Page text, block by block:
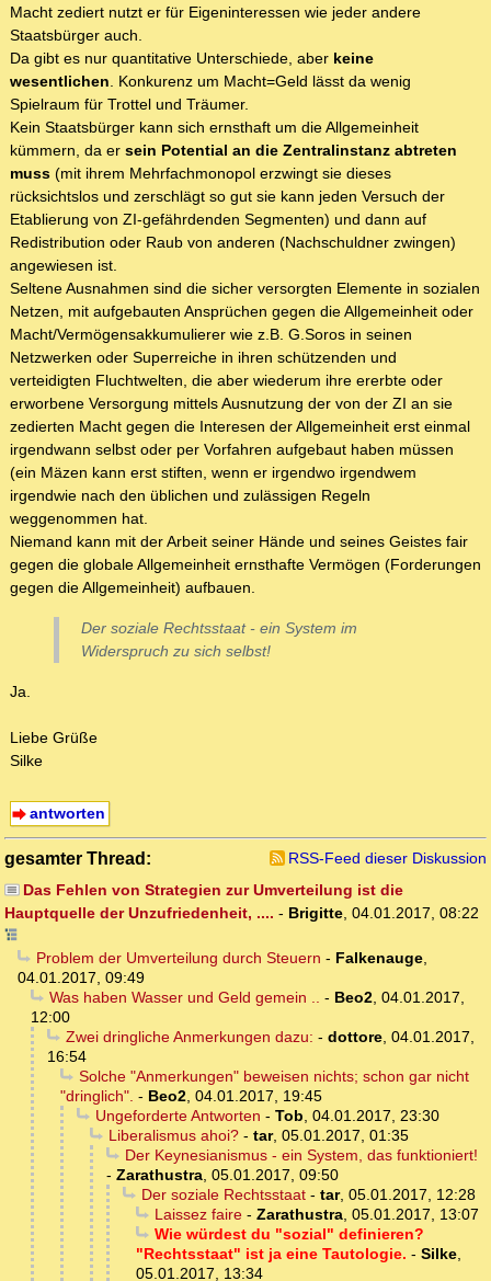
Macht zediert nutzt er für Eigeninteressen wie jeder andere
Staatsbürger auch.
Da gibt es nur quantitative Unterschiede, aber keine
wesentlichen. Konkurenz um Macht=Geld lässt da wenig
Spielraum für Trottel und Träumer.
Kein Staatsbürger kann sich ernsthaft um die Allgemeinheit
kümmern, da er sein Potential an die Zentralinstanz abtreten
muss (mit ihrem Mehrfachmonopol erzwingt sie dieses
rücksichtslos und zerschlägt so gut sie kann jeden Versuch der
Etablierung von ZI-gefährdenden Segmenten) und dann auf
Redistribution oder Raub von anderen (Nachschuldner zwingen)
angewiesen ist.
Seltene Ausnahmen sind die sicher versorgten Elemente in sozialen
Netzen, mit aufgebauten Ansprüchen gegen die Allgemeinheit oder
Macht/Vermögensakkumulierer wie z.B. G.Soros in seinen
Netzwerken oder Superreiche in ihren schützenden und
verteidigten Fluchtwelten, die aber wiederum ihre ererbte oder
erworbene Versorgung mittels Ausnutzung der von der ZI an sie
zedierten Macht gegen die Interesen der Allgemeinheit erst einmal
irgendwann selbst oder per Vorfahren aufgebaut haben müssen
(ein Mäzen kann erst stiften, wenn er irgendwo irgendwem
irgendwie nach den üblichen und zulässigen Regeln
weggenommen hat.
Niemand kann mit der Arbeit seiner Hände und seines Geistes fair
gegen die globale Allgemeinheit ernsthafte Vermögen (Forderungen
gegen die Allgemeinheit) aufbauen.
Der soziale Rechtsstaat - ein System im
Widerspruch zu sich selbst!
Ja.
Liebe Grüße
Silke
antworten
gesamter Thread:
RSS-Feed dieser Diskussion
Das Fehlen von Strategien zur Umverteilung ist die
Hauptquelle der Unzufriedenheit, .... - Brigitte, 04.01.2017, 08:22
Problem der Umverteilung durch Steuern - Falkenauge,
04.01.2017, 09:49
Was haben Wasser und Geld gemein .. - Beo2, 04.01.2017,
12:00
Zwei dringliche Anmerkungen dazu: - dottore, 04.01.2017,
16:54
Solche "Anmerkungen" beweisen nichts; schon gar nicht
"dringlich". - Beo2, 04.01.2017, 19:45
Ungeforderte Antworten - Tob, 04.01.2017, 23:30
Liberalismus ahoi?- tar, 05.01.2017, 01:35
Der Keynesianismus - ein System, das funktioniert!
- Zarathustra, 05.01.2017, 09:50
Der soziale Rechtsstaat- tar, 05.01.2017, 12:28
Laissez faire- Zarathustra, 05.01.2017, 13:07
Wie würdest du "sozial" definieren?
"Rechtsstaat" ist ja eine Tautologie. - Silke,
05.01.2017, 13:34